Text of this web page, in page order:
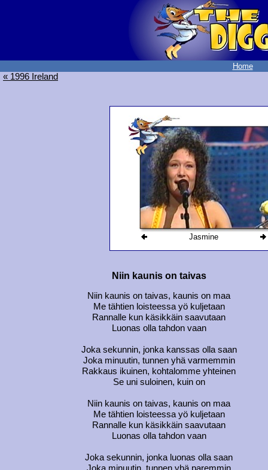
Home
« 1996 Ireland
Jasmine
Niin kaunis on taivas
Niin kaunis on taivas, kaunis on maa
Me tähtien loisteessa yö kuljetaan
Rannalle kun käsikkäin saavutaan
Luonas olla tahdon vaan
Joka sekunnin, jonka kanssas olla saan
Joka minuutin, tunnen yhä varmemmin
Rakkaus ikuinen, kohtalomme yhteinen
Se uni suloinen, kuin on
Niin kaunis on taivas, kaunis on maa
Me tähtien loisteessa yö kuljetaan
Rannalle kun käsikkäin saavutaan
Luonas olla tahdon vaan
Joka sekunnin, jonka luonas olla saan